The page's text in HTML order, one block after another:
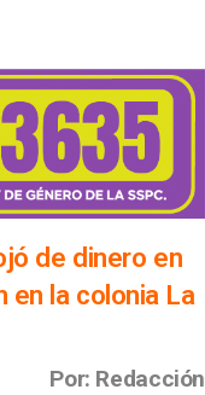
de dinero en
la colonia La
Por: Redacción